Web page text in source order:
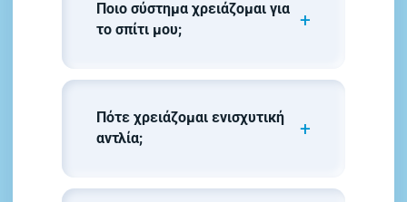
Ποιο σύστημα χρειάζομαι για
το σπίτι μου;
Πότε χρειάζομαι ενισχυτική
αντλία;